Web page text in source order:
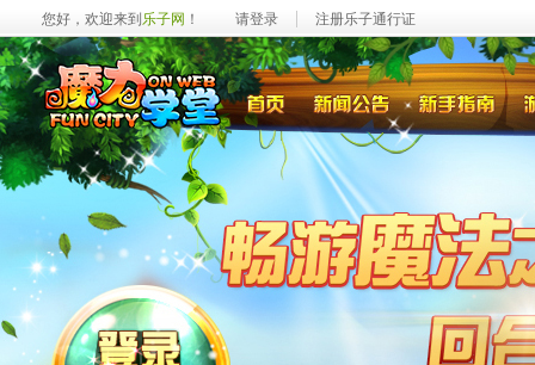
您好，欢迎来到 乐子网 ！ 请登录 注册乐子通行证